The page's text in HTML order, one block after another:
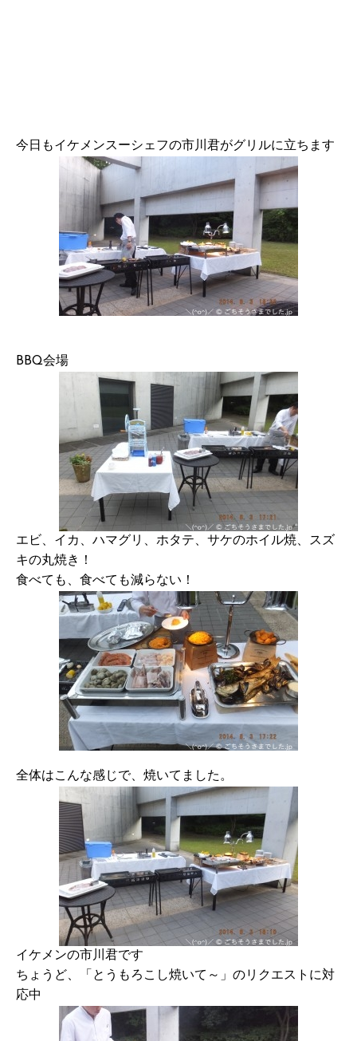
今日もイケメンスーシェフの市川君がグリルに立ちます
BBQ会場
エビ、イカ、ハマグリ、ホタテ、サケのホイル焼、スズ
キの丸焼き！
食べても、食べても減らない！
全体はこんな感じで、焼いてました。
イケメンの市川君です
ちょうど、「とうもろこし焼いて～」のリクエストに対
応中